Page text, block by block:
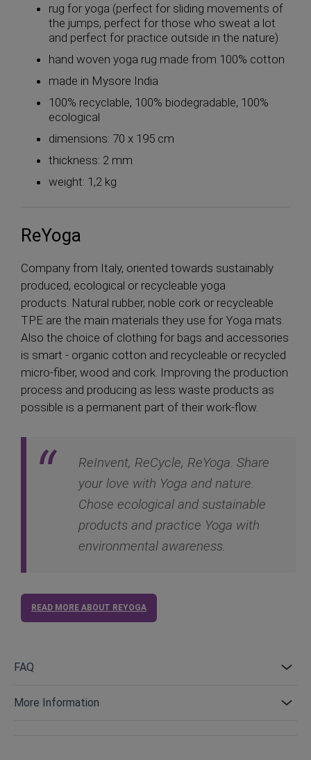
rug for yoga (perfect for sliding movements of
the jumps, perfect for those who sweat a lot
and perfect for practice outside in the nature)
hand woven yoga rug made from 100% cotton
made in Mysore India
100% recyclable, 100% biodegradable, 100%
ecological
dimensions: 70 x 195 cm
thickness: 2 mm
weight: 1,2 kg
ReYoga
Company from Italy, oriented towards sustainably
produced, ecological or recycleable yoga
products. Natural rubber, noble cork or recycleable
TPE are the main materials they use for Yoga mats.
Also the choice of clothing for bags and accessories
is smart - organic cotton and recycleable or recycled
micro-fiber, wood and cork. Improving the production
process and producing as less waste products as
possible is a permanent part of their work-flow.
ReInvent, ReCycle, ReYoga. Share
your love with Yoga and nature.
Chose ecological and sustainable
products and practice Yoga with
environmental awareness.
READ MORE ABOUT REYOGA
FAQ
More Information